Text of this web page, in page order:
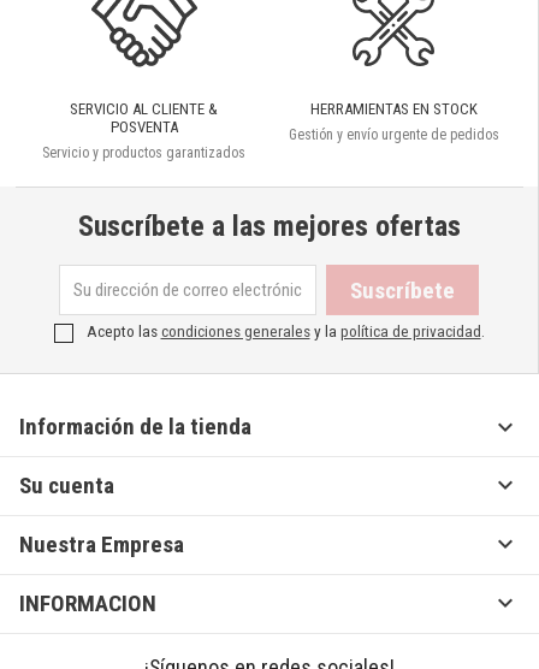
SERVICIO AL CLIENTE &
POSVENTA
Servicio y productos garantizados
HERRAMIENTAS EN STOCK
Gestión y envío urgente de pedidos
Suscríbete a las mejores ofertas
Acepto lascondiciones generalesy la política de privacidad.
Información de la tienda 
Su cuenta 
Nuestra Empresa 
INFORMACION 